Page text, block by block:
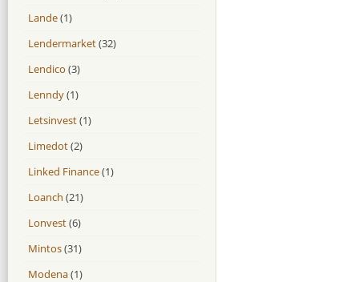
Lande(1)
Lendermarket(32)
Lendico (3)
Lenndy(1)
Letsinvest(1)
Limedot(2)
Linked Finance(1)
Loanch (21)
Lonvest(6)
Mintos(31)
Modena(1)